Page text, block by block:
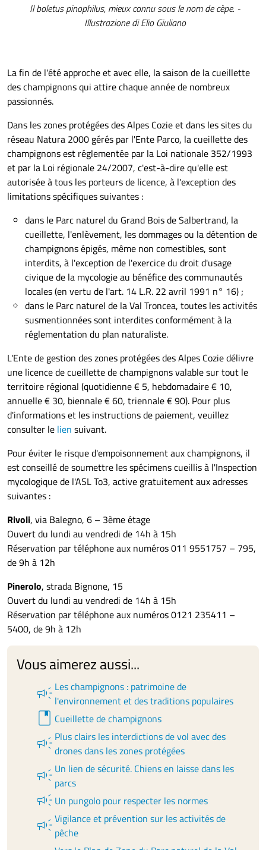
Il boletus pinophilus, mieux connu sous le nom de cèpe. -
Illustrazione di Elio Giuliano
La fin de l'été approche et avec elle, la saison de la cueillette
des champignons qui attire chaque année de nombreux
passionnés.
Dans les zones protégées des Alpes Cozie et dans les sites du
réseau Natura 2000 gérés par l'Ente Parco, la cueillette des
champignons est réglementée par la Loi nationale 352/1993
et par la Loi régionale 24/2007, c'est-à-dire qu'elle est
autorisée à tous les porteurs de licence, à l'exception des
limitations spécifiques suivantes :
dans le Parc naturel du Grand Bois de Salbertrand, la
cueillette, l'enlèvement, les dommages ou la détention de
champignons épigés, même non comestibles, sont
interdits, à l'exception de l'exercice du droit d'usage
civique de la mycologie au bénéfice des communautés
locales (en vertu de l'art. 14 L.R. 22 avril 1991 n° 16) ;
dans le Parc naturel de la Val Troncea, toutes les activités
susmentionnées sont interdites conformément à la
réglementation du plan naturaliste.
L'Ente de gestion des zones protégées des Alpes Cozie délivre
une licence de cueillette de champignons valable sur tout le
territoire régional (quotidienne € 5, hebdomadaire € 10,
annuelle € 30, biennale € 60, triennale € 90). Pour plus
d'informations et les instructions de paiement, veuillez
consulter le lien suivant.
Pour éviter le risque d'empoisonnement aux champignons, il
est conseillé de soumettre les spécimens cueillis à l'Inspection
mycologique de l'ASL To3, active gratuitement aux adresses
suivantes :
Rivoli, via Balegno, 6 – 3ème étage
Ouvert du lundi au vendredi de 14h à 15h
Réservation par téléphone aux numéros 011 9551757 – 795,
de 9h à 12h
Pinerolo, strada Bignone, 15
Ouvert du lundi au vendredi de 14h à 15h
Réservation par téléphone aux numéros 0121 235411 –
5400, de 9h à 12h
Vous aimerez aussi...
campaign Les champignons : patrimoine de
l'environnement et des traditions populaires
book Cueillette de champignons
campaign Plus clairs les interdictions de vol avec des
drones dans les zones protégées
campaign Un lien de sécurité. Chiens en laisse dans les
parcs
campaign Un pungolo pour respecter les normes
campaignVigilance et prévention sur les activités de
pêche